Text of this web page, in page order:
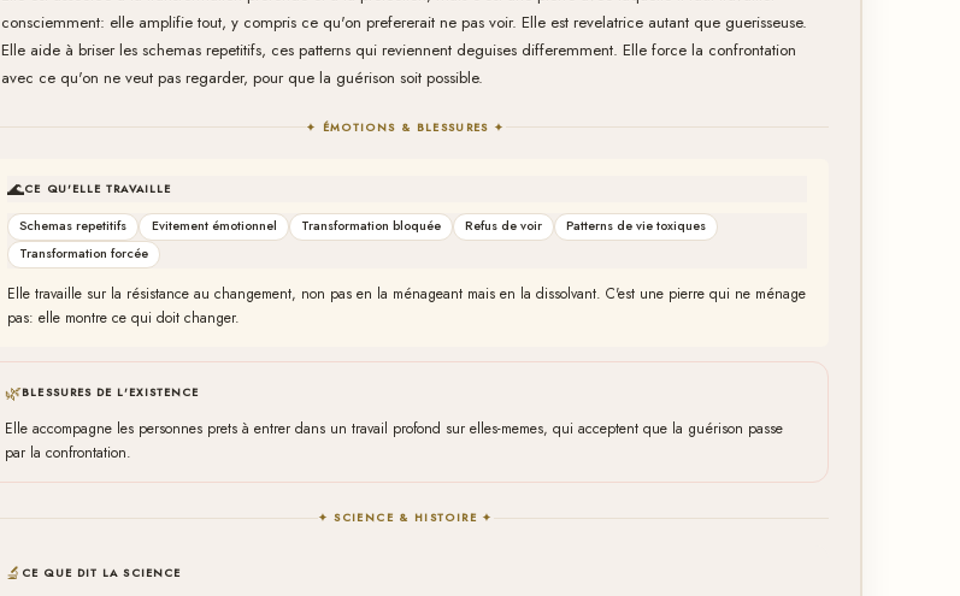
consciemment: elle amplifie tout, y compris ce qu'on prefererait ne pas voir. Elle est revelatrice autant que guerisseuse.
Elle aide à briser les schemas repetitifs, ces patterns qui reviennent deguises differemment. Elle force la confrontation
avec ce qu'on ne veut pas regarder, pour que la guérison soit possible.
✦ ÉMOTIONS & BLESSURES ✦
🌊CE QU'ELLE TRAVAILLE
Schemas repetitifs Evitement émotionnel Transformation bloquée Refus de voir
Patterns de vie toxiques
Transformation forcée
Elle travaille sur la résistance au changement, non pas en la ménageant mais en la dissolvant. C'est une pierre qui ne ménage
pas: elle montre ce qui doit changer.
🌿BLESSURES DE L'EXISTENCE
Elle accompagne les personnes prets à entrer dans un travail profond sur elles-memes, qui acceptent que la guérison passe
par la confrontation.
✦ SCIENCE & HISTOIRE ✦
🔬 CE QUE DIT LA SCIENCE